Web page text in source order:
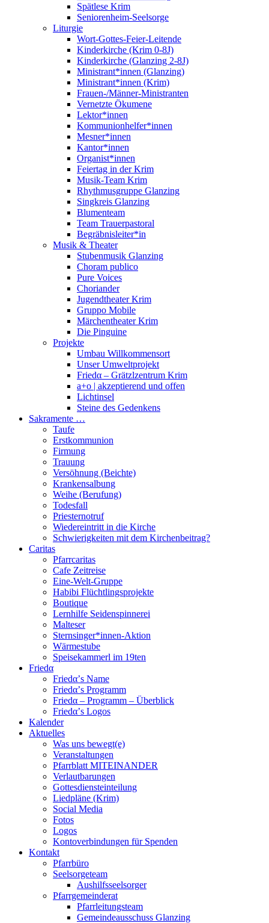
Spätlese Krim
Seniorenheim-Seelsorge
Liturgie
Wort-Gottes-Feier-Leitende
Kinderkirche (Krim 0-8J)
Kinderkirche (Glanzing 2-8J)
Ministrant*innen (Glanzing)
Ministrant*innen (Krim)
Frauen-/Männer-Ministranten
Vernetzte Ökumene
Lektor*innen
Kommunionhelfer*innen
Mesner*innen
Kantor*innen
Organist*innen
Feiertag in der Krim
Musik-Team Krim
Rhythmusgruppe Glanzing
Singkreis Glanzing
Blumenteam
Team Trauerpastoral
Begräbnisleiter*in
Musik & Theater
Stubenmusik Glanzing
Choram publico
Pure Voices
Choriander
Jugendtheater Krim
Gruppo Mobile
Märchentheater Krim
Die Pinguine
Projekte
Umbau Willkommensort
Unser Umweltprojekt
Friedα – Grätzlzentrum Krim
a+o | akzeptierend und offen
Lichtinsel
Steine des Gedenkens
Sakramente …
Taufe
Erstkommunion
Firmung
Trauung
Versöhnung (Beichte)
Krankensalbung
Weihe (Berufung)
Todesfall
Priesternotruf
Wiedereintritt in die Kirche
Schwierigkeiten mit dem Kirchenbeitrag?
Caritas
Pfarrcaritas
Cafe Zeitreise
Eine-Welt-Gruppe
Habibi Flüchtlingsprojekte
Boutique
Lernhilfe Seidenspinnerei
Malteser
Sternsinger*innen-Aktion
Wärmestube
Speisekammerl im 19ten
Friedα
Friedα’s Name
Friedα’s Programm
Friedα – Programm – Überblick
Friedα’s Logos
Kalender
Aktuelles
Was uns bewegt(e)
Veranstaltungen
Pfarrblatt MITEINANDER
Verlautbarungen
Gottesdiensteinteilung
Liedpläne (Krim)
Social Media
Fotos
Logos
Kontoverbindungen für Spenden
Kontakt
Pfarrbüro
Seelsorgeteam
Aushilfsseelsorger
Pfarrgemeinderat
Pfarrleitungsteam
Gemeindeausschuss Glanzing